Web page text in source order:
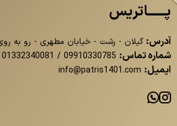
پــــــاتریس
آدرس: گیلان - رشت - خیابان مطهری - رو به روی
شماره تماس: 09910330785
/
01332340081
ایمیل: info@patris1401.com